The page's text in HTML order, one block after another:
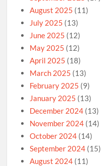
August 2025 (11)
July 2025 (13)
June 2025 (12)
May 2025 (12)
April 2025 (18)
March 2025 (13)
February 2025 (9)
January 2025 (13)
December 2024 (13)
November 2024 (14)
October 2024 (14)
September 2024 (15)
August 2024 (11)